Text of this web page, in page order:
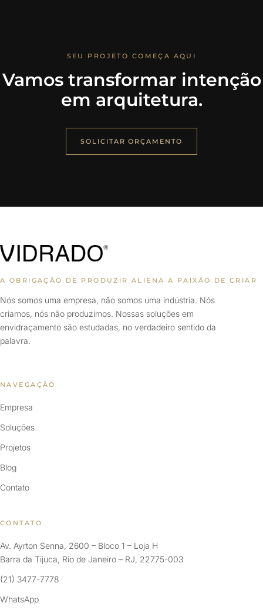
SEU PROJETO COMEÇA AQUI
Vamos transformar intenção
em arquitetura.
SOLICITAR ORÇAMENTO
A OBRIGAÇÃO DE PRODUZIR ALIENA A PAIXÃO DE CRIAR
Nós somos uma empresa, não somos uma indústria. Nós
criamos, nós não produzimos. Nossas soluções em
envidraçamento são estudadas, no verdadeiro sentido da
palavra.
NAVEGAÇÃO
Empresa
Soluções
Projetos
Blog
Contato
CONTATO
Av. Ayrton Senna, 2600 – Bloco 1 – Loja H
Barra da Tijuca, Rio de Janeiro – RJ, 22775-003
(21) 3477-7778
WhatsApp